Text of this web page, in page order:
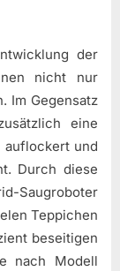
der
nicht nur
Im Gegensatz
eine
und
Durch diese
Teppichen
beseitigen
nach Modell